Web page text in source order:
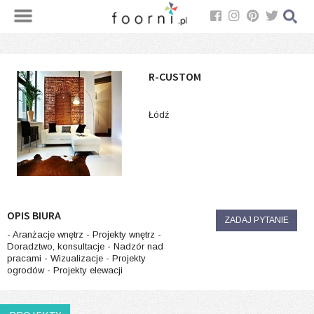
R-CUSTOM
Łódź
OPIS BIURA
- Aranżacje wnętrz - Projekty wnętrz -
Doradztwo, konsultacje - Nadzór nad
pracami - Wizualizacje - Projekty
ogrodów - Projekty elewacji
ZADAJ PYTANIE